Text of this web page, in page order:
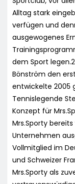
Alltag stark
verfügen und
ausgewogenes
dem Sport
Bönström den
entwickelte 2005
Tennislegende
Konzept für
Mrs.Sporty
Unternehmen
Vollmitglied im
und Schweizer
Mrs.Sporty als